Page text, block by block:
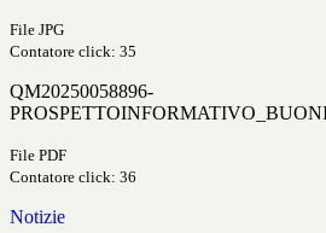
File JPG
Contatore click: 35
QM20250058896-
File PDF
Contatore click: 36
Notizie